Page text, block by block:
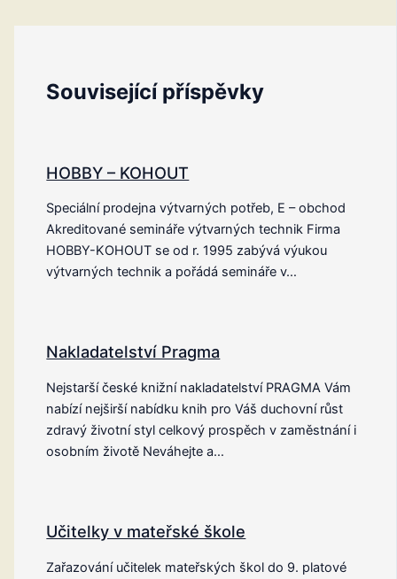
Související příspěvky
HOBBY – KOHOUT
Speciální prodejna výtvarných potřeb, E – obchod
Akreditované semináře výtvarných technik Firma
HOBBY-KOHOUT se od r. 1995 zabývá výukou
výtvarných technik a pořádá semináře v…
Nakladatelství Pragma
Nejstarší české knižní nakladatelství PRAGMA Vám
nabízí nejširší nabídku knih pro Váš duchovní růst
zdravý životní styl celkový prospěch v zaměstnání i
osobním životě Neváhejte a…
Učitelky v mateřské škole
Zařazování učitelek mateřských škol do 9. platové